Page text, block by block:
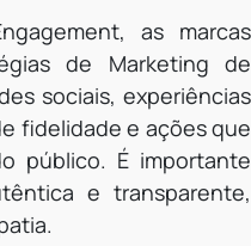
as marcas
de Marketing de
sociais, experiências
fidelidade e ações que
público. É importante
e transparente,